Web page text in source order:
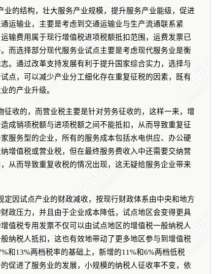
业的结构，壮大服务产业规模，提升服务产业能级，促进
运输业，主要是考虑到交通运输业与生产流通联系紧
输费用属于现行增值税进项税额抵扣范围，运费发票已
而选择部分现代服务业试点主要是考虑现代服务业是衡
。通过改革支持发展有利于提升国家综合实力，选择与
点，可以减少产业分工细化存在重复征税的因素，既有
的产业升级。
征收的，而营业税主要是针对劳务征收的，这样一来，增
成销项税额与进项税额之间不能抵扣，从而导致重复征
服务型的企业，所有的服务成本包括水电供应、办公硬
增值税或营业税，但在最终服务费收入中还需要交纳营
从而导致重复收税的情况出现，这无疑给服务企业带来
定因试点产业的财政减收，按现行财政体系由中央和地方
政压力，并且由于企业成本降低，试点地区会变得更具
值税专用发票不仅可以由试点地区的增值税一般纳税人
纳税人抵扣，这也有效地带动了更多地区参与到增值税
和13%两档税率的基础上，新增的11%和6%两档低税
促进了服务业的发展，小规模的纳税人征收率不变，依